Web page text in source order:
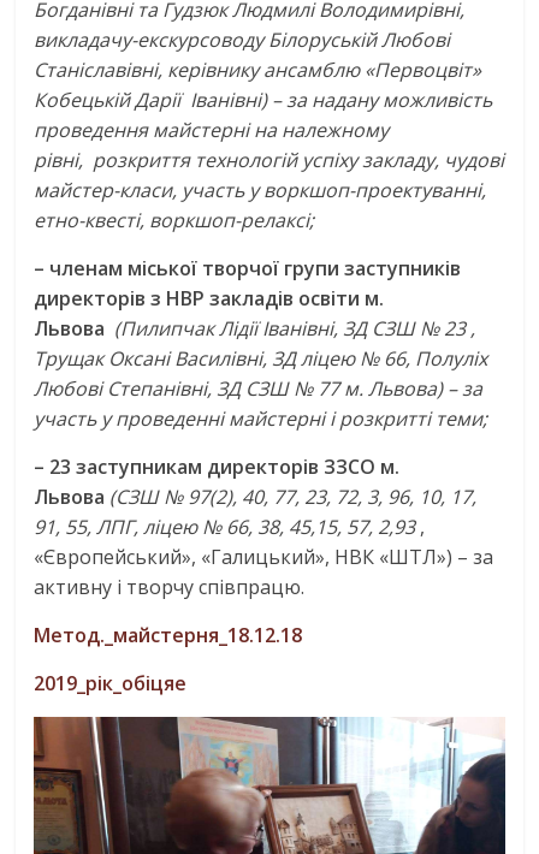
Богданівні та Гудзюк Людмилі Володимирівні,
викладачу-екскурсоводу Білоруській Любові
Станіславівні, керівнику ансамблю «Первоцвіт»
Кобецькій Дарії Іванівні) – за надану можливість
проведення майстерні на належному
рівні, розкриття технологій успіху закладу, чудові
майстер-класи, участь у воркшоп-проектуванні,
етно-квесті, воркшоп-релаксі;
– членам міської творчої групи заступників
директорів з НВР закладів освіти м.
Львова (Пилипчак Лідії Іванівні, ЗД СЗШ № 23 ,
Трущак Оксані Василівні, ЗД ліцею № 66, Полуліх
Любові Степанівні, ЗД СЗШ № 77 м. Львова) – за
участь у проведенні майстерні і розкритті теми;
– 23 заступникам директорів ЗЗСО м.
Львова (СЗШ № 97(2), 40, 77, 23, 72, 3, 96, 10, 17,
91, 55, ЛПГ, ліцею № 66, 38, 45,15, 57, 2,93 ,
«Європейський», «Галицький», НВК «ШТЛ») – за
активну і творчу співпрацю.
Метод._майстерня_18.12.18
2019_рiк_обiцяe